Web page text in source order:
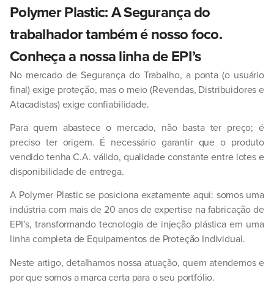
Polymer Plastic: A Segurança do
trabalhador também é nosso foco.
Conheça a nossa linha de EPI’s
No mercado de Segurança do Trabalho, a ponta (o usuário
final) exige proteção, mas o meio (Revendas, Distribuidores e
Atacadistas) exige confiabilidade.
Para quem abastece o mercado, não basta ter preço; é
preciso ter origem. É necessário garantir que o produto
vendido tenha C.A. válido, qualidade constante entre lotes e
disponibilidade de entrega.
A Polymer Plasticse posiciona exatamente aqui: somos uma
indústria com mais de 20 anos de expertise na fabricação de
EPI’s, transformando tecnologia de injeção plástica em uma
linha completa de Equipamentos de Proteção Individual.
Neste artigo, detalhamos nossa atuação, quem atendemos e
por que somos a marca certa para o seu portfólio.